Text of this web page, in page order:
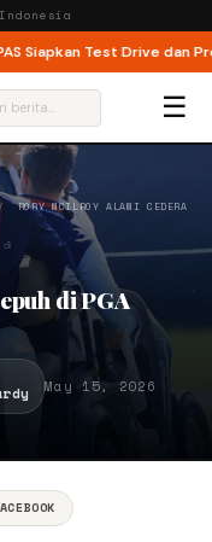
Siapkan Test Drive dan
☰
RORY MCILROY ALAMI CEDERA
di PGA
May 15, 2026